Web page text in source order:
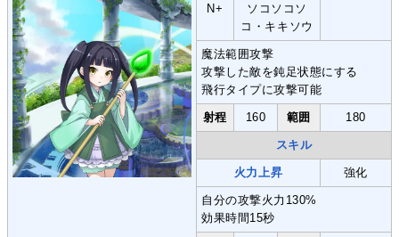
N+
ソコソコソ
コ・キキソウ
魔法範囲攻撃
攻撃した敵を鈍足状態にする
飛行タイプに攻撃可能
射程 160 範囲 180
スキル
火力上昇 強化
自分の攻撃火力130%
効果時間15秒